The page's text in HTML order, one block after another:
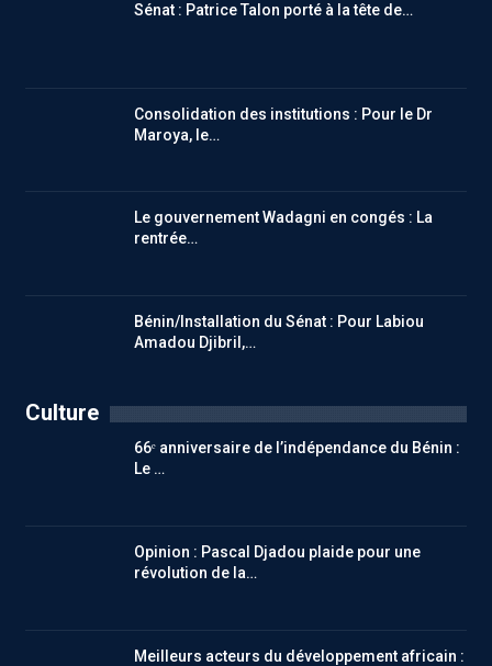
Sénat : Patrice Talon porté à la tête de…
Consolidation des institutions : Pour le Dr
Maroya, le…
Le gouvernement Wadagni en congés : La
rentrée…
Bénin/Installation du Sénat : Pour Labiou
Amadou Djibril,…
Culture
66ᵉ anniversaire de l’indépendance du Bénin :
Le …
Opinion : Pascal Djadou plaide pour une
révolution de la…
Meilleurs acteurs du développement africain :